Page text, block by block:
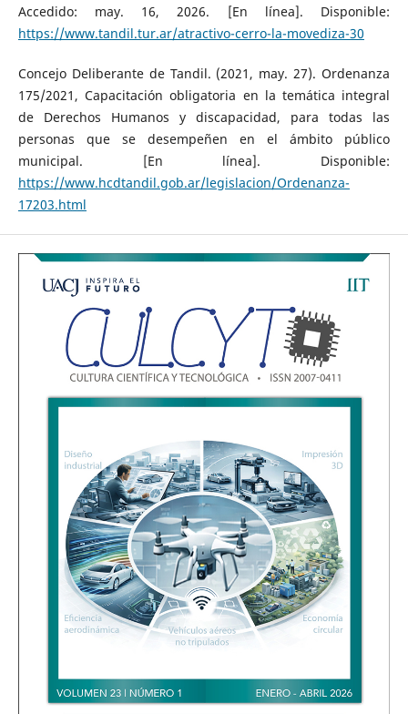
Accedido: may. 16, 2026. [En línea]. Disponible:
https://www.tandil.tur.ar/atractivo-cerro-la-movediza-30
Concejo Deliberante de Tandil. (2021, may. 27). Ordenanza
175/2021, Capacitación obligatoria en la temática integral
de Derechos Humanos y discapacidad, para todas las
personas que se desempeñen en el ámbito público
municipal. [En línea]. Disponible:
https://www.hcdtandil.gob.ar/legislacion/Ordenanza-
17203.html